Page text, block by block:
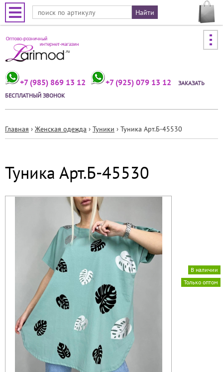
Jump to navigation
+7 (985) 869 13 12 +7 (925) 079 13 12
ЗАКАЗАТЬ
БЕСПЛАТНЫЙ ЗВОНОК
здесь
Главная › Женская одежда › Туники › Туника Арт.Б-45530
Туника Арт.Б-45530
Только оптом
В наличии